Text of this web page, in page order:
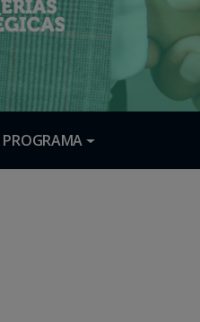
PROGRAMA